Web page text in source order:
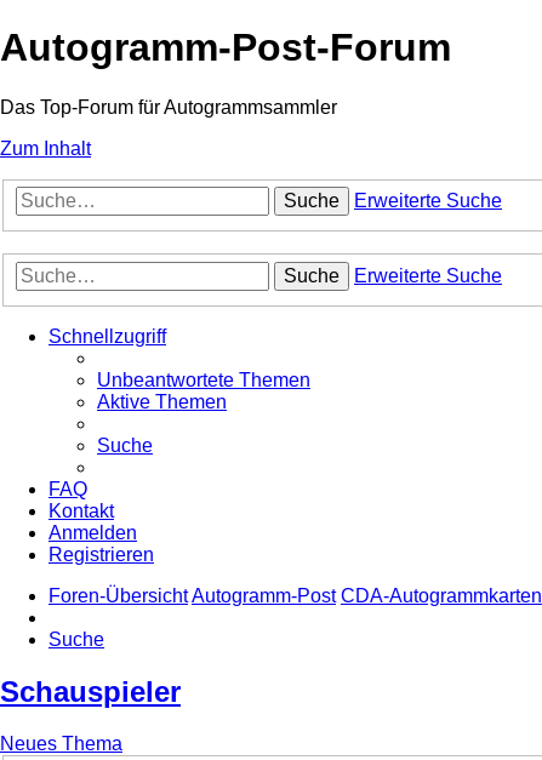
Autogramm-Post-Forum
Das Top-Forum für Autogrammsammler
Zum Inhalt
Suche Erweiterte Suche
Suche Erweiterte Suche
Schnellzugriff
Unbeantwortete Themen
Aktive Themen
Suche
FAQ
Kontakt
Anmelden
Registrieren
Foren-ÜbersichtAutogramm-Post CDA-Autogrammkarten
Suche
Schauspieler
Neues Thema